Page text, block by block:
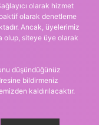
olarak hizmet
olarak denetleme
Ancak, üyelerimiz
olup, siteye üye olarak
düşündüğünüz
bildirmeniz
kaldırılacaktır.